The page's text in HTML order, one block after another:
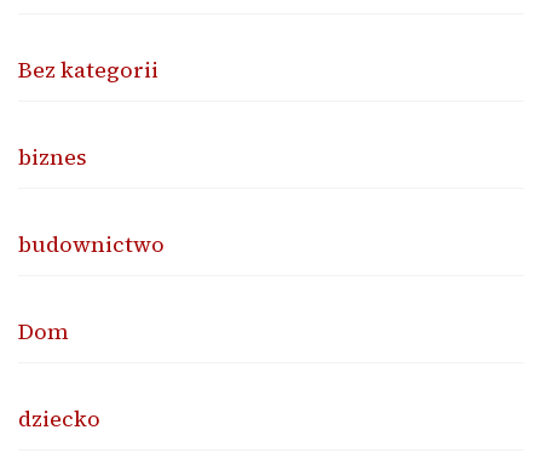
Bez kategorii
biznes
budownictwo
Dom
dziecko